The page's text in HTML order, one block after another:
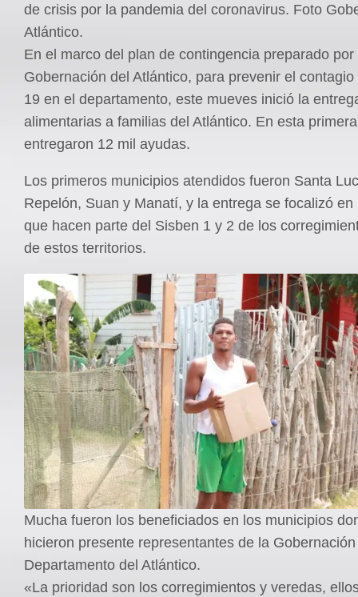
de crisis por la pandemia del coronavirus. Foto
Atlántico.
En el marco del plan de contingencia preparado por
Gobernación del Atlántico, para prevenir el
19 en el departamento, este mueves inició la
alimentarias a familias del Atlántico. En esta
entregaron 12 mil ayudas.
Los primeros municipios atendidos fueron Santa
Repelón, Suan y Manatí, y la entrega se focalizó en
que hacen parte del Sisben 1 y 2 de los
de estos territorios.
Mucha fueron los beneficiados en los municipios
hicieron presente representantes de la
Departamento del Atlántico.
«La prioridad son los corregimientos y veredas,